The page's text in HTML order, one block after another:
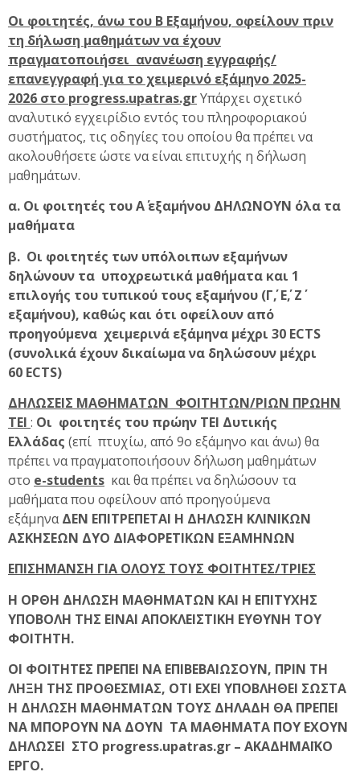
Οι φοιτητές, άνω του Β Εξαμήνου, οφείλουν πριν
τη δήλωση μαθημάτων να έχουν
πραγματοποιήσει ανανέωση εγγραφής/
επανεγγραφή για το χειμερινό εξάμηνο 2025-
2026 στο progress.upatras.grΥπάρχει σχετικό
αναλυτικό εγχειρίδιο εντός του πληροφοριακού
συστήματος, τις οδηγίες του οποίου θα πρέπει να
ακολουθήσετε ώστε να είναι επιτυχής η δήλωση
μαθημάτων.
α. Οι φοιτητές του Α΄ εξαμήνου ΔΗΛΩΝΟΥΝ όλα τα
μαθήματα
β. Οι φοιτητές των υπόλοιπων εξαμήνων
δηλώνουν τα υποχρεωτικά μαθήματα και 1
επιλογής του τυπικού τους εξαμήνου (Γ΄, Ε΄, Ζ΄
εξαμήνου), καθώς και ότι οφείλουν από
προηγούμενα χειμερινά εξάμηνα μέχρι 30 ECTS
(συνολικά έχουν δικαίωμα να δηλώσουν μέχρι
60 ECTS)
ΔΗΛΩΣΕΙΣ ΜΑΘΗΜΑΤΩΝ ΦΟΙΤΗΤΩΝ/ΡΙΩΝ ΠΡΩΗΝ
ΤΕΙ : Οι φοιτητές του πρώην ΤΕΙ Δυτικής
Ελλάδας (επί πτυχίω, από 9ο εξάμηνο και άνω) θα
πρέπει να πραγματοποιήσουν δήλωση μαθημάτων
στο e-students και θα πρέπει να δηλώσουν τα
μαθήματα που οφείλουν από προηγούμενα
εξάμηναΔΕΝ ΕΠΙΤΡΕΠΕΤΑΙ Η ΔΗΛΩΣΗ ΚΛΙΝΙΚΩΝ
ΑΣΚΗΣΕΩΝ ΔΥΟ ΔΙΑΦΟΡΕΤΙΚΩΝ ΕΞΑΜΗΝΩΝ
ΕΠΙΣΗΜΑΝΣΗ ΓΙΑ ΟΛΟΥΣ ΤΟΥΣ ΦΟΙΤΗΤΕΣ/ΤΡΙΕΣ
Η ΟΡΘΗ ΔΗΛΩΣΗ ΜΑΘΗΜΑΤΩΝ ΚΑΙ Η ΕΠΙΤΥΧΗΣ
ΥΠΟΒΟΛΗ ΤΗΣ ΕΙΝΑΙ ΑΠΟΚΛΕΙΣΤΙΚΗ ΕΥΘΥΝΗ ΤΟΥ
ΦΟΙΤΗΤΗ.
ΟΙ ΦΟΙΤΗΤΕΣ ΠΡΕΠΕΙ ΝΑ ΕΠΙΒΕΒΑΙΩΣΟΥΝ, ΠΡΙΝ ΤΗ
ΛΗΞΗ ΤΗΣ ΠΡΟΘΕΣΜΙΑΣ, ΟΤΙ ΕΧΕΙ ΥΠΟΒΛΗΘΕΙ ΣΩΣΤΑ
Η ΔΗΛΩΣΗ ΜΑΘΗΜΑΤΩΝ ΤΟΥΣ ΔΗΛΑΔΗ ΘΑ ΠΡΕΠΕΙ
ΝΑ ΜΠΟΡΟΥΝ ΝΑ ΔΟΥΝ ΤΑ ΜΑΘΗΜΑΤΑ ΠΟΥ ΕΧΟΥΝ
ΔΗΛΩΣΕΙ ΣΤΟ progress.upatras.gr – ΑΚΑΔΗΜΑΪΚΟ
ΕΡΓΟ.